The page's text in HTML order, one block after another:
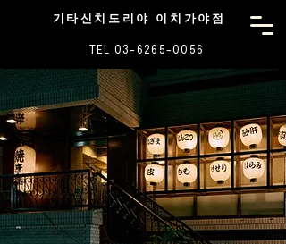
기타신치도리야 이치가야점
TEL 03-6265-0056